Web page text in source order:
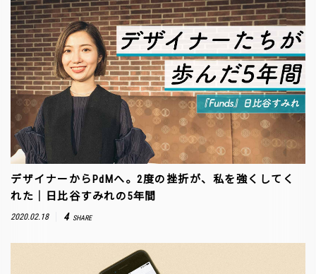
デザイナーからPdMへ。2度の挫折が、私を強くしてく
れた｜日比谷すみれの5年間
2020.02.18 4 SHARE